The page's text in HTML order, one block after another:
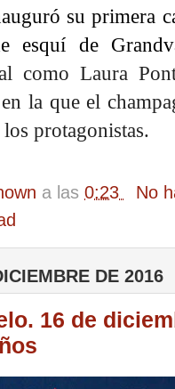
su primera
esquí de
como Laura
en la que el
protagonistas.
a las 0:23
No
DE 2016
16 de